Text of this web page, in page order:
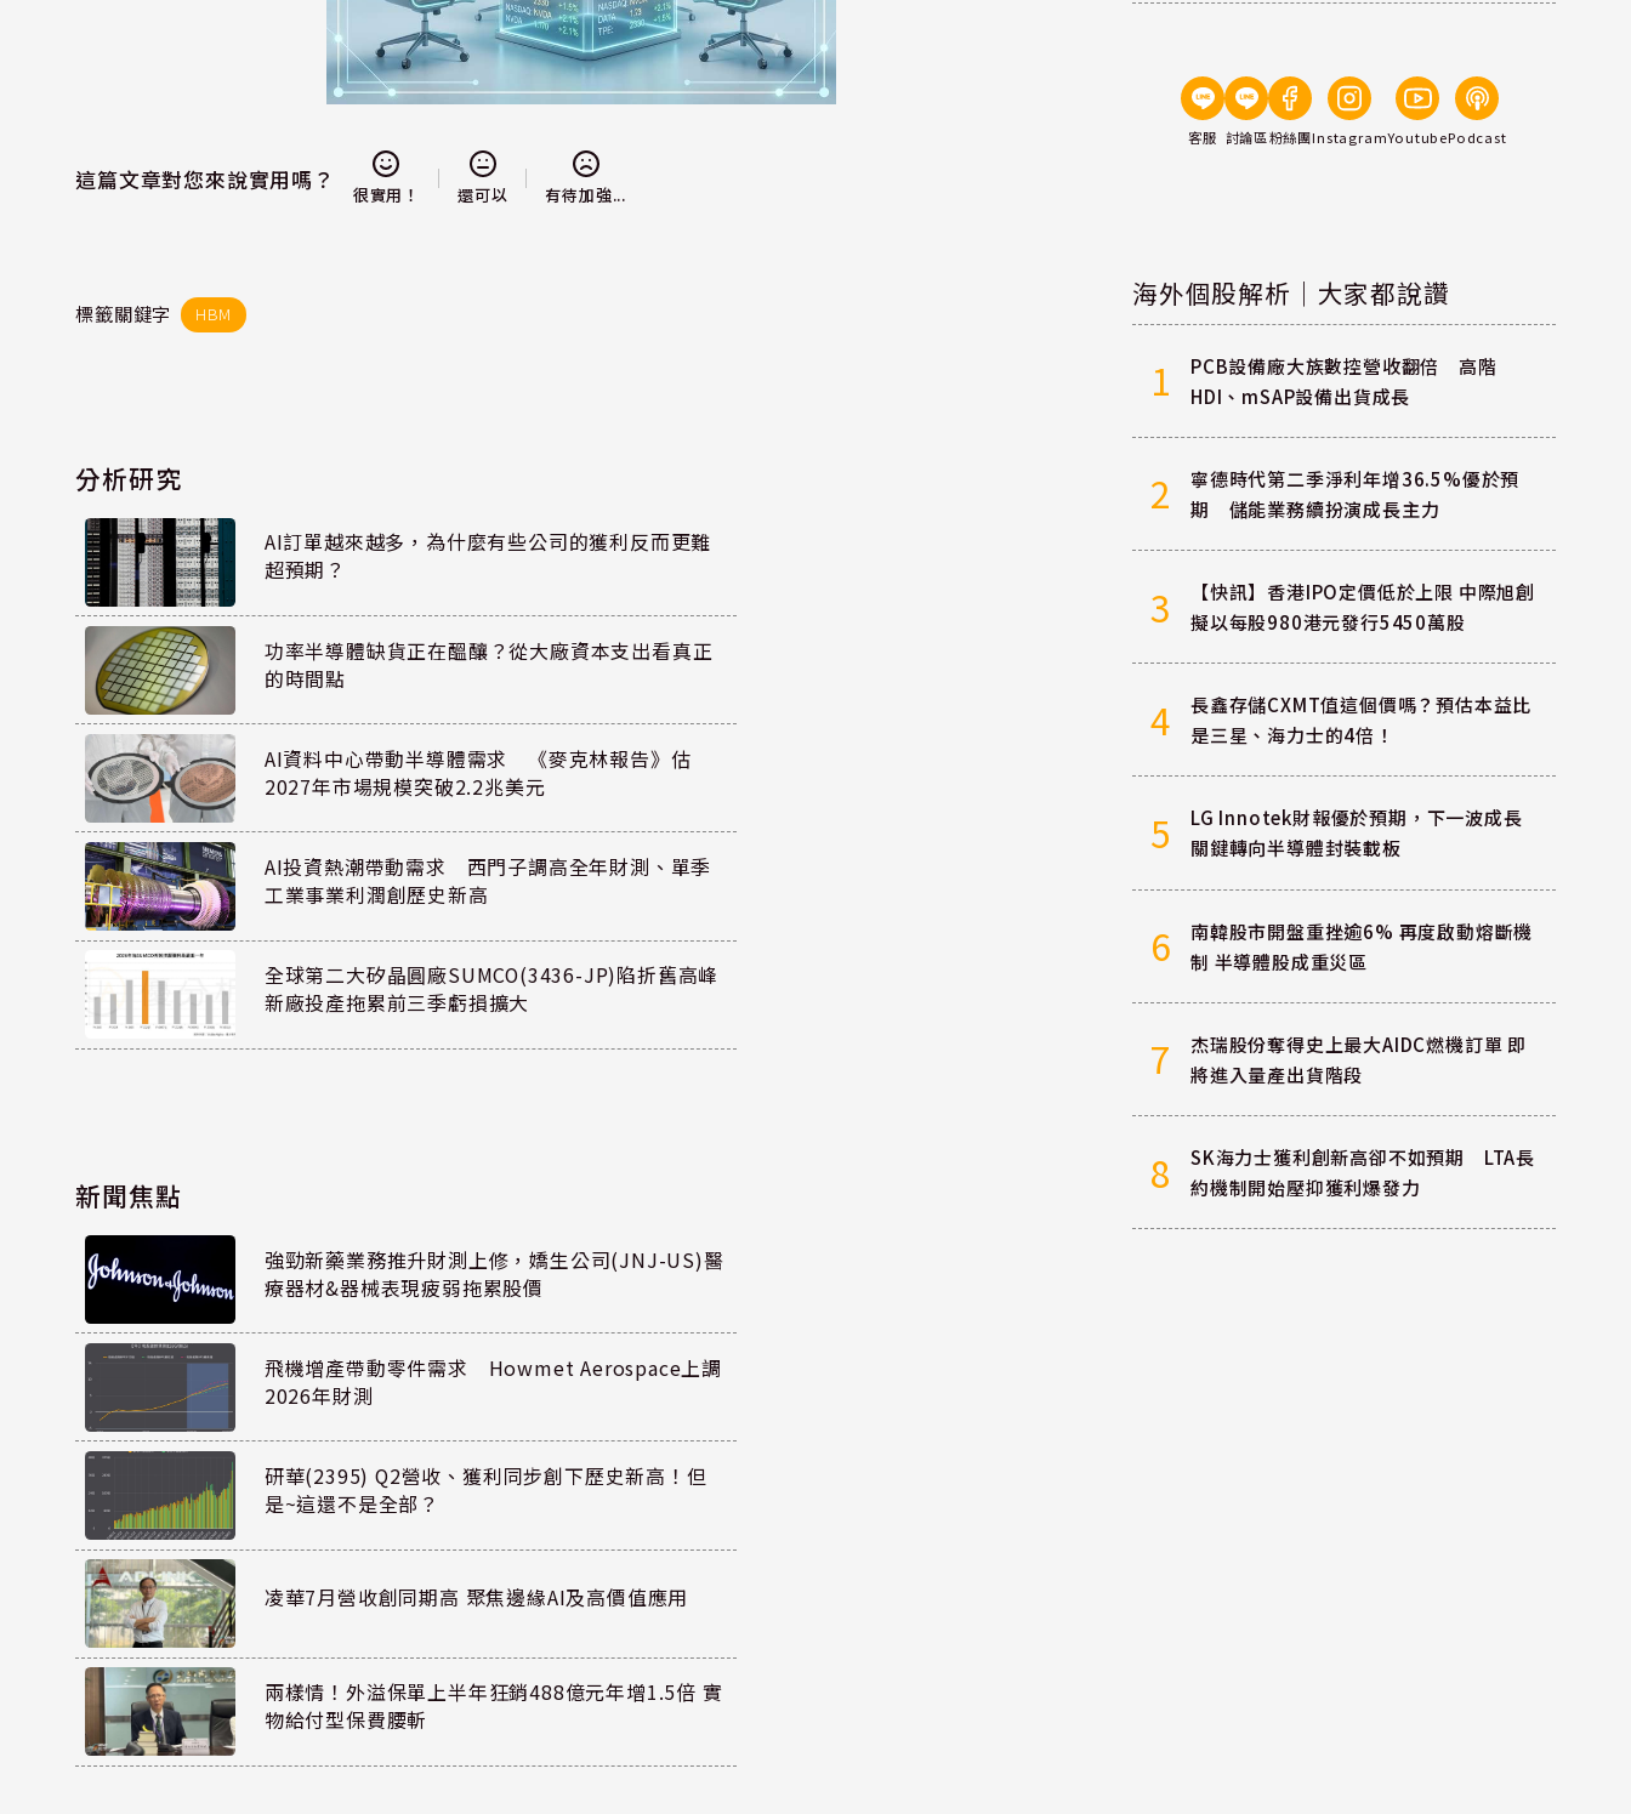
這篇文章對您來說實用嗎？
很實用！ 還可以 有待加強...
標籤關鍵字 HBM
分析研究
AI訂單越來越多，為什麼有些公司的獲利反而更難
超預期？
功率半導體缺貨正在醞釀？從大廠資本支出看真正
的時間點
AI資料中心帶動半導體需求 《麥克林報告》估
2027年市場規模突破2.2兆美元
AI投資熱潮帶動需求 西門子調高全年財測、單季
工業事業利潤創歷史新高
全球第二大矽晶圓廠SUMCO(3436-JP)陷折舊高峰
新廠投產拖累前三季虧損擴大
新聞焦點
強勁新藥業務推升財測上修，嬌生公司(JNJ-US)醫
療器材&器械表現疲弱拖累股價
飛機增產帶動零件需求 Howmet Aerospace上調
2026年財測
研華(2395) Q2營收、獲利同步創下歷史新高！但
是~這還不是全部？
凌華7月營收創同期高 聚焦邊緣AI及高價值應用
兩樣情！外溢保單上半年狂銷488億元年增1.5倍 實
物給付型保費腰斬
客服 討論區粉絲團InstagramYoutubePodcast
海外個股解析｜大家都說讚
1
PCB設備廠大族數控營收翻倍 高階
HDI、mSAP設備出貨成長
2
寧德時代第二季淨利年增36.5%優於預
期 儲能業務續扮演成長主力
3
【快訊】香港IPO定價低於上限 中際旭創
擬以每股980港元發行5450萬股
4
長鑫存儲CXMT值這個價嗎？預估本益比
是三星、海力士的4倍！
5
LG Innotek財報優於預期，下一波成長
關鍵轉向半導體封裝載板
6
南韓股市開盤重挫逾6% 再度啟動熔斷機
制 半導體股成重災區
7
杰瑞股份奪得史上最大AIDC燃機訂單 即
將進入量產出貨階段
8
SK海力士獲利創新高卻不如預期 LTA長
約機制開始壓抑獲利爆發力